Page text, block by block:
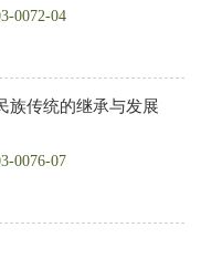
0072-04
族传统的继承与发展
0076-07